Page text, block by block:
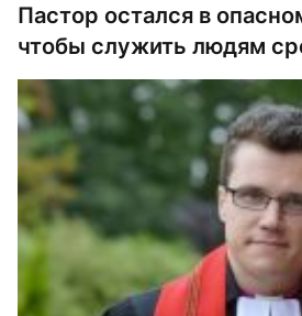
Пастор остался в
чтобы служить людям